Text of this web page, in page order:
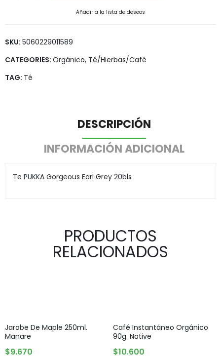
Añadir a la lista de deseos
SKU: 5060229011589
CATEGORIES: Orgánico, Té/Hierbas/Café
TAG: Té
DESCRIPCIÓN
INFORMACIÓN ADICIONAL
Te PUKKA Gorgeous Earl Grey 20bls
PRODUCTOS
RELACIONADOS
Jarabe De Maple 250ml.
Manare
$9.670
Café Instantáneo Orgánico
90g. Native
$10.600